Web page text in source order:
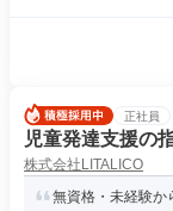
正社員
児童発達支援の
株式会社LITALICO
無資格・未経験か